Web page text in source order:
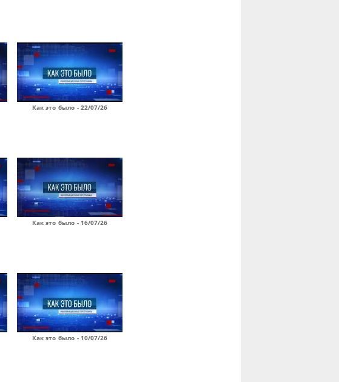
Как это было - 22/07/26
Как это было - 16/07/26
Как это было - 10/07/26